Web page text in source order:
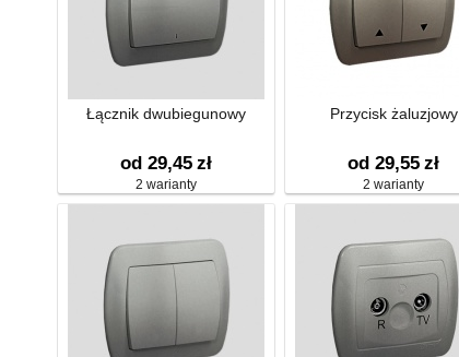
Łącznik dwubiegunowy
od 29,45 zł
2 warianty
Przycisk żaluzjowy
od 29,55 zł
2 warianty